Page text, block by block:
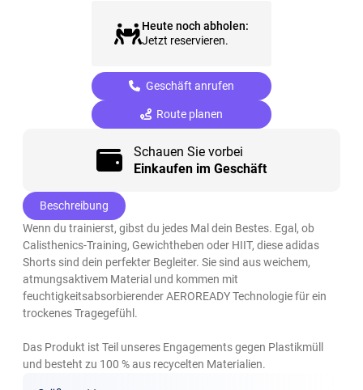
Heute noch abholen:
Jetzt reservieren.
Geschäft anrufen
Route planen
Schauen Sie vorbei
Einkaufen im Geschäft
Beschreibung
Wenn du trainierst, gibst du jedes Mal dein Bestes. Egal, ob
Calisthenics-Training, Gewichtheben oder HIIT, diese adidas
Shorts sind dein perfekter Begleiter. Sie sind aus weichem,
atmungsaktivem Material und kommen mit
feuchtigkeitsabsorbierender AEROREADY Technologie für ein
trockenes Tragegefühl.
Das Produkt ist Teil unseres Engagements gegen Plastikmüll
und besteht zu 100 % aus recycelten Materialien.